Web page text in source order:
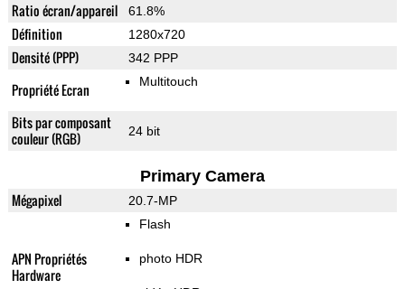
Ratio écran/appareil 61.8%
Définition 1280x720
Densité (PPP) 342 PPP
Propriété Ecran Multitouch
Bits par composant
couleur (RGB)
24 bit
Primary Camera
Mégapixel 20.7-MP
APN Propriétés
Hardware
Flash
photo HDR